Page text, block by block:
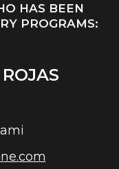
HAS BEEN
PROGRAMS: